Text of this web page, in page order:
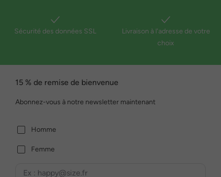
Sécurité des données SSL
Livraison à l'adresse de votre
choix
15 % de remise de bienvenue
Abonnez-vous à notre newsletter maintenant
Homme
Femme